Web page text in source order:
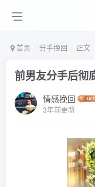
首页 分手挽回 正文
前男友分手后彻
情感挽回
3年前更新